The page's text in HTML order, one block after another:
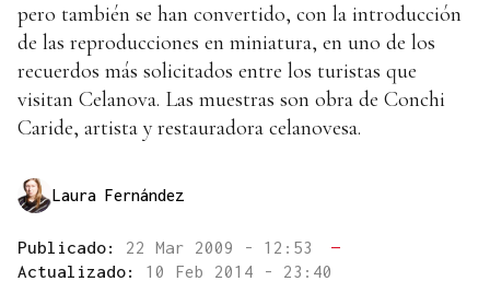
pero también se han convertido, con la introducción
de las reproducciones en miniatura, en uno de los
recuerdos más solicitados entre los turistas que
visitan Celanova. Las muestras son obra de Conchi
Caride, artista y restauradora celanovesa.
Laura Fernández
Publicado: 22 Mar 2009 - 12:53
—
Actualizado: 10 Feb 2014 - 23:40